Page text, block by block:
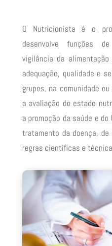
O Nutricionista é o
desenvolve funções
vigilância da
adequação, qualidade e
grupos, na comunidade
a avaliação do estado
a promoção da saúde e
tratamento da doença,
regras científicas e